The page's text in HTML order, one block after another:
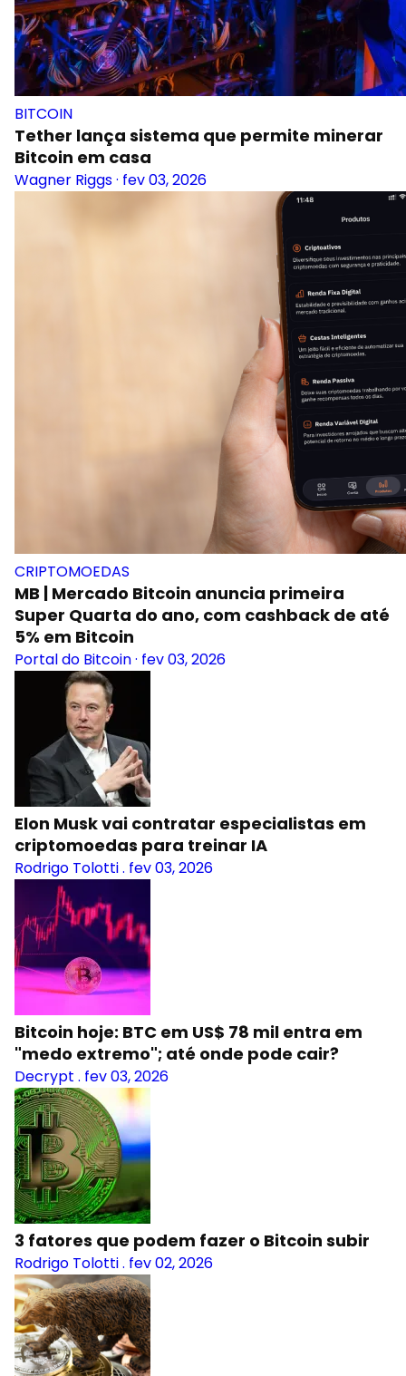
BITCOIN
Tether lança sistema que permite minerar
Bitcoin em casa
Wagner Riggs· fev 03, 2026
CRIPTOMOEDAS
MB | Mercado Bitcoin anuncia primeira
Super Quarta do ano, com cashback de até
5% em Bitcoin
Portal do Bitcoin· fev 03, 2026
Elon Musk vai contratar especialistas em
criptomoedas para treinar IA
Rodrigo Tolotti. fev 03, 2026
Bitcoin hoje: BTC em US$ 78 mil entra em
"medo extremo"; até onde pode cair?
Decrypt . fev 03, 2026
3 fatores que podem fazer o Bitcoin subir
Rodrigo Tolotti. fev 02, 2026